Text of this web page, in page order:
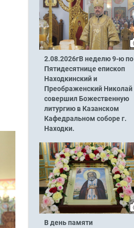
2.08.2026гВ неделю 9-ю по
Пятидесятнице епископ
Находкинский и
Преображенский Николай
совершил Божественную
литургию в Казанском
Кафедральном соборе г.
Находки.
В день памяти